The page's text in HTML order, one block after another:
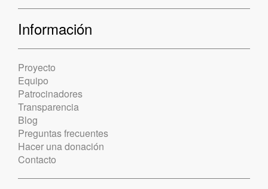
Información
Proyecto
Equipo
Patrocinadores
Transparencia
Blog
Preguntas frecuentes
Hacer una donación
Contacto